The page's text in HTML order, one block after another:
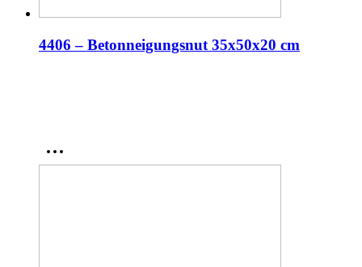
4406 – Betonneigungsnut 35x50x20 cm